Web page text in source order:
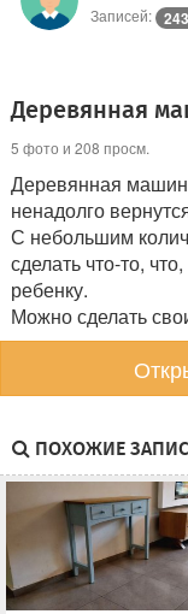
Записей:
Деревянная
5 фото и 208 просм.
Деревянная
ненадолго
С небольшим
сделать что-то,
ребенку.
Можно сделать
ПОХОЖИЕ